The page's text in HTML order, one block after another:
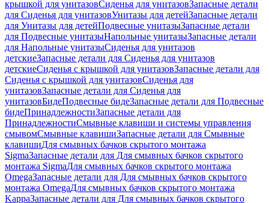
крышкой для унитазовСиденья для унитазовЗапасные детали
для Сиденья для унитазовУнитазы для детейЗапасные детали
для Унитазы для детейПодвесные унитазыЗапасные детали
для Подвесные унитазыНапольные унитазыЗапасные детали
для Напольные унитазыСиденья для унитазов
детскиеЗапасные детали для Сиденья для унитазов
детскиеСиденья с крышкой для унитазовЗапасные детали для
Сиденья с крышкой для унитазовСиденья для
унитазовЗапасные детали для Сиденья для
унитазовБидеПодвесные бидеЗапасные детали для Подвесные
бидеПринадлежностиЗапасные детали для
ПринадлежностиСмывные клавиши и системы управления
смывомСмывные клавишиЗапасные детали для Смывные
клавишиДля смывных бачков скрытого монтажа
SigmaЗапасные детали для Для смывных бачков скрытого
монтажа SigmaДля смывных бачков скрытого монтажа
OmegaЗапасные детали для Для смывных бачков скрытого
монтажа OmegaДля смывных бачков скрытого монтажа
KappaЗапасные детали для Для смывных бачков скрытого